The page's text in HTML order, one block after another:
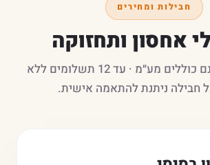
חבילות ומחירים
אחסון ותחזוקה
כל המחירים אינם כוללים מע״מ · עד 12 תשלומים ללא
חבילה ניתנת להתאמה אישית.